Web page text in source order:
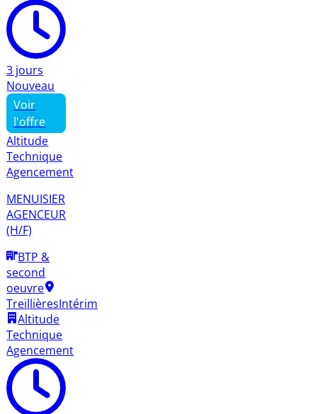
3 jours
Nouveau
Voir
l'offre
Altitude
Technique
Agencement
MENUISIER
AGENCEUR
(H/F)
BTP &
second
oeuvre
TreillièresIntérim
Altitude
Technique
Agencement